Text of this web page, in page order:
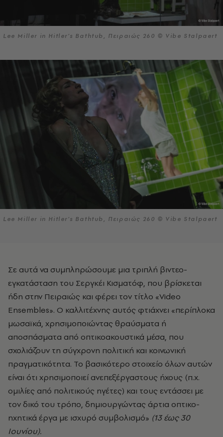
Lee Miller in Hitler’s Bathtub, Πειραιώς 260 © Vibe Stalpaert
Lee Miller in Hitler’s Bathtub, Πειραιώς 260 © Vibe Stalpaert
Σε αυτά να συμπληρώσουμε μια τριπλή βιντεο-
εγκατάσταση του Σεργκέι Κισματόφ, που βρίσκεται
ήδη στην Πειραιώς και φέρει τον τίτλο «Video
Ensembles». Ο καλλιτέχνης αυτός φτιάχνει «περίπλοκα
μωσαϊκά, χρησιμοποιώντας θραύσματα ή
αποσπάσματα από οπτικοακουστικά μέσα, που
σχολιάζουν τη σύγχρονη πολιτική και κοινωνική
πραγματικότητα. Το βασικότερο στοιχείο όλων αυτών
είναι ότι χρησιμοποιεί ανεπεξέργαστους ήχους (π.χ.
ομιλίες από πολιτικούς ηγέτες) και τους εντάσσει με
τον δικό του τρόπο, δημιουργώντας άρτια οπτικο-
ηχητικά έργα με ισχυρό συμβολισμό» (13 έως 30
Ιουνίου).